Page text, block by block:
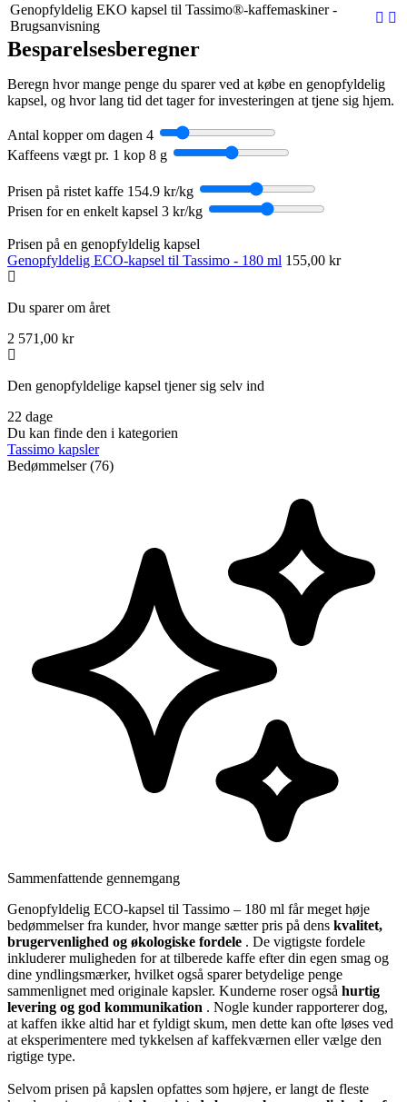
Genopfyldelig EKO kapsel til Tassimo®-kaffemaskiner -
Brugsanvisning
Besparelsesberegner
Beregn hvor mange penge du sparer ved at købe en genopfyldelig
kapsel, og hvor lang tid det tager for investeringen at tjene sig hjem.
Antal kopper om dagen 4
Kaffeens vægt pr. 1 kop 8 g
Prisen på ristet kaffe 154.9 kr/kg
Prisen for en enkelt kapsel 3 kr/kg
Prisen på en genopfyldelig kapsel
Genopfyldelig ECO-kapsel til Tassimo - 180 ml 155,00 kr
Du sparer om året
2 571,00 kr
Den genopfyldelige kapsel tjener sig selv ind
22 dage
Du kan finde den i kategorien
Tassimo kapsler
Bedømmelser (76)
Sammenfattende gennemgang
Genopfyldelig ECO-kapsel til Tassimo – 180 ml får meget høje
bedømmelser fra kunder, hvor mange sætter pris på dens kvalitet,
brugervenlighed og økologiske fordele . De vigtigste fordele
inkluderer muligheden for at tilberede kaffe efter din egen smag og
dine yndlingsmærker, hvilket også sparer betydelige penge
sammenlignet med originale kapsler. Kunderne roser også hurtig
levering og god kommunikation . Nogle kunder rapporterer dog,
at kaffen ikke altid har et fyldigt skum, men dette kan ofte løses ved
at eksperimentere med tykkelsen af kaffekværnen eller vælge den
rigtige type.
Selvom prisen på kapslen opfattes som højere, er langt de fleste